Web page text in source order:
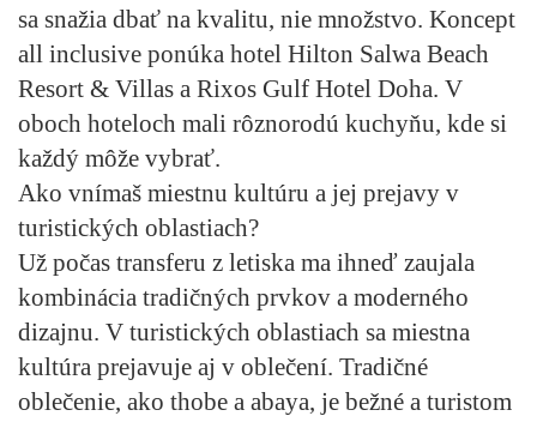
sa snažia dbať na kvalitu, nie množstvo. Koncept
all inclusive ponúka hotel Hilton Salwa Beach
Resort & Villas a Rixos Gulf Hotel Doha. V
oboch hoteloch mali rôznorodú kuchyňu, kde si
každý môže vybrať.
Ako vnímaš miestnu kultúru a jej prejavy v
turistických oblastiach?
Už počas transferu z letiska ma ihneď zaujala
kombinácia tradičných prvkov a moderného
dizajnu. V turistických oblastiach sa miestna
kultúra prejavuje aj v oblečení. Tradičné
oblečenie, ako thobe a abaya, je bežné a turistom